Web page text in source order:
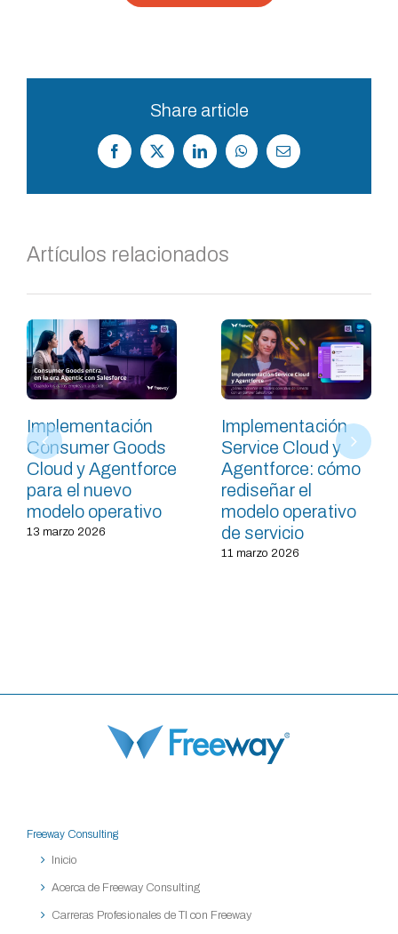
Share article
Facebook
X LinkedInWhatsApp
Correo
electrónico
Artículos relacionados
Implementación
Consumer Goods
Cloud y Agentforce
para el nuevo
modelo operativo
13 marzo 2026
Implementación
Service Cloud y
Agentforce: cómo
rediseñar el
modelo operativo
de servicio
11 marzo 2026
Freeway Consulting
Inicio
Acerca de Freeway Consulting
Carreras Profesionales de TI con Freeway